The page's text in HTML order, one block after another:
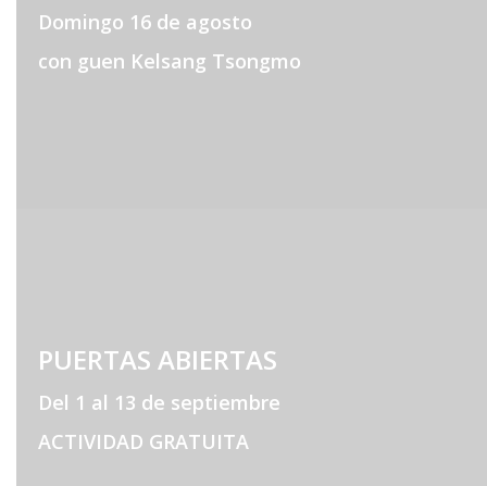
Domingo 16 de agosto
con guen Kelsang Tsongmo
PUERTAS ABIERTAS
Del 1 al 13 de septiembre
ACTIVIDAD GRATUITA